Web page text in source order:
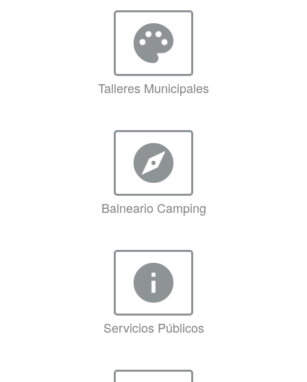
palette
Talleres Municipales
explore
Balneario Camping
info
Servicios Públicos